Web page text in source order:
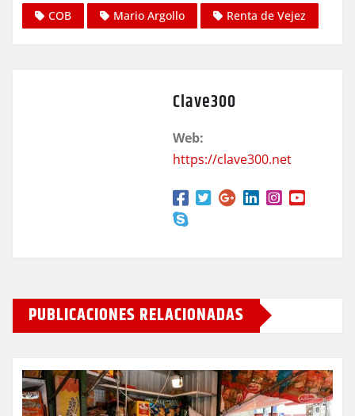
COB Mario Argollo Renta de Vejez
Clave300
Web:
https://clave300.net
PUBLICACIONES RELACIONADAS